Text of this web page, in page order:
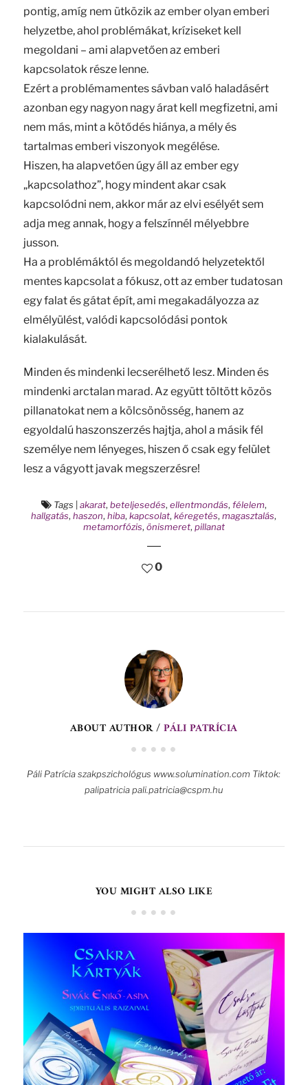
pontig, amíg nem ütközik az ember olyan emberi
helyzetbe, ahol problémákat, kríziseket kell
megoldani – ami alapvetően az emberi
kapcsolatok része lenne.
Ezért a problémamentes sávban való haladásért
azonban egy nagyon nagy árat kell megfizetni, ami
nem más, mint a kötődés hiánya, a mély és
tartalmas emberi viszonyok megélése.
Hiszen, ha alapvetően úgy áll az ember egy
„kapcsolathoz”, hogy mindent akar csak
kapcsolódni nem, akkor már az elvi esélyét sem
adja meg annak, hogy a felszínnél mélyebbre
jusson.
Ha a problémáktól és megoldandó helyzetektől
mentes kapcsolat a fókusz, ott az ember tudatosan
egy falat és gátat épít, ami megakadályozza az
elmélyülést, valódi kapcsolódási pontok
kialakulását.
Minden és mindenki lecserélhető lesz. Minden és
mindenki arctalan marad. Az együtt töltött közös
pillanatokat nem a kölcsönösség, hanem az
egyoldalú haszonszerzés hajtja, ahol a másik fél
személye nem lényeges, hiszen ő csak egy felület
lesz a vágyott javak megszerzésre!
Tags akarat, beteljesedés, ellentmondás, félelem,
hallgatás,haszon,hiba,kapcsolat,kéregetés,magasztalás,
metamorfózis, önismeret, pillanat
0
ABOUT AUTHOR /PÁLI PATRÍCIA
Páli Patrícia szakpszichológus www.solumination.com Tiktok:
palipatricia pali.patricia@cspm.hu
YOU MIGHT ALSO LIKE